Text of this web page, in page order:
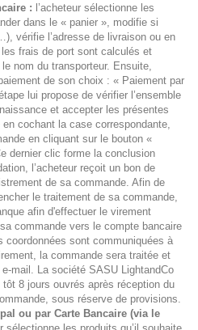
: l’acheteur sélectionne les
dans le « panier », modifie si
vérifie l’adresse de livraison ou en
frais de port sont calculés et
nom du transporteur. Ensuite,
de son choix : « Paiement par
lui propose de vérifier l’ensemble
et accepter les présentes
cochant la case correspondante,
en cliquant sur le bouton «
dernier clic forme la conclusion
l’acheteur reçoit un bon de
de sa commande. Afin de
le traitement de sa commande,
afin d'effectuer le virement
commande vers le compte bancaire
coordonnées sont communiquées à
la commande sera traitée et
e-mail. La société SASU LightandCo
8 jours ouvrés après réception du
sous réserve de provisions.
ou par Carte Bancaire (via le